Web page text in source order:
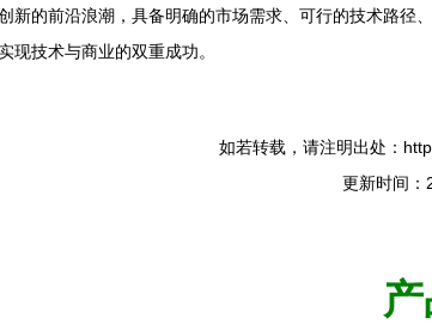
新的前沿浪潮，具备明确的市场需求、可行的技术路
现技术与商业的双重成功。
如若转载，请注明出处：
更新时间